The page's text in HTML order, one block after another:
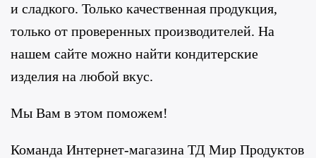
и сладкого. Только качественная продукция,
только от проверенных производителей. На
нашем сайте можно найти кондитерские
изделия на любой вкус.
Мы Вам в этом поможем!
Команда Интернет-магазина ТД Мир Продуктов